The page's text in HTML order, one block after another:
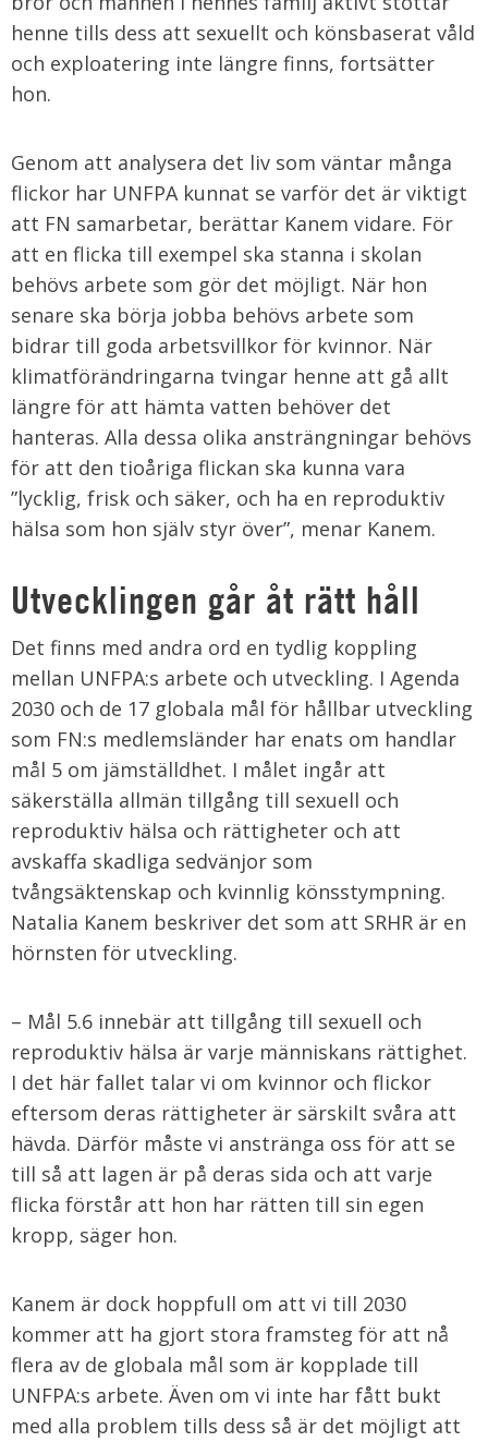
henne tills dess att sexuellt och könsbaserat våld
och exploatering inte längre finns, fortsätter
hon.
Genom att analysera det liv som väntar många
flickor har UNFPA kunnat se varför det är viktigt
att FN samarbetar, berättar Kanem vidare. För
att en flicka till exempel ska stanna i skolan
behövs arbete som gör det möjligt. När hon
senare ska börja jobba behövs arbete som
bidrar till goda arbetsvillkor för kvinnor. När
klimatförändringarna tvingar henne att gå allt
längre för att hämta vatten behöver det
hanteras. Alla dessa olika ansträngningar behövs
för att den tioåriga flickan ska kunna vara
”lycklig, frisk och säker, och ha en reproduktiv
hälsa som hon själv styr över”, menar Kanem.
Utvecklingen går åt rätt håll
Det finns med andra ord en tydlig koppling
mellan UNFPA:s arbete och utveckling. I Agenda
2030 och de 17 globala mål för hållbar utveckling
som FN:s medlemsländer har enats om handlar
mål 5 om jämställdhet. I målet ingår att
säkerställa allmän tillgång till sexuell och
reproduktiv hälsa och rättigheter och att
avskaffa skadliga sedvänjor som
tvångsäktenskap och kvinnlig könsstympning.
Natalia Kanem beskriver det som att SRHR är en
hörnsten för utveckling.
– Mål 5.6 innebär att tillgång till sexuell och
reproduktiv hälsa är varje människans rättighet.
I det här fallet talar vi om kvinnor och flickor
eftersom deras rättigheter är särskilt svåra att
hävda. Därför måste vi anstränga oss för att se
till så att lagen är på deras sida och att varje
flicka förstår att hon har rätten till sin egen
kropp, säger hon.
Kanem är dock hoppfull om att vi till 2030
kommer att ha gjort stora framsteg för att nå
flera av de globala mål som är kopplade till
UNFPA:s arbete. Även om vi inte har fått bukt
med alla problem tills dess så är det möjligt att